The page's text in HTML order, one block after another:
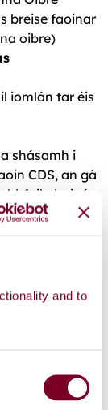
and to
breise faoinar
oibre)
iomlán tar éis
shásamh i
CDS, an gá
bhfuil obair á
faoi
1930-
maidir le
hobair a
a fháil
an
bhfuil
as, nó go